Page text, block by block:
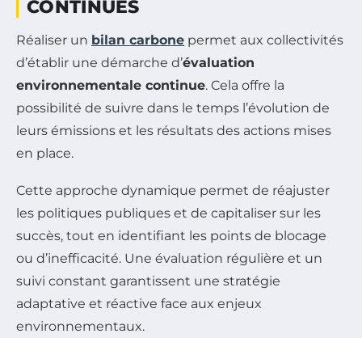
CONTINUES
Réaliser un bilan carbone permet aux collectivités
d’établir une démarche d’évaluation
environnementale continue. Cela offre la
possibilité de suivre dans le temps l’évolution de
leurs émissions et les résultats des actions mises
en place.
Cette approche dynamique permet de réajuster
les politiques publiques et de capitaliser sur les
succès, tout en identifiant les points de blocage
ou d’inefficacité. Une évaluation régulière et un
suivi constant garantissent une stratégie
adaptative et réactive face aux enjeux
environnementaux.